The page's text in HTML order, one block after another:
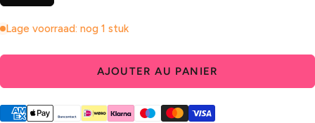
Lage voorraad: nog 1 stuk
AJOUTER AU PANIER